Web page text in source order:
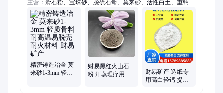
主营： 滑石粉、宝珠砂、脱硫石膏、莫来砂、活性白土、重钙
粉、轻钙粉、玻璃鳞片、沸石粉、配重砂、石英砂、膨润土粉、
硅灰粉、硅藻土、膨润土颗粒、地坪材料、碳酸钙、萤石粉、珍
珠岩
精密铸造冶金 莫
来砂1-3mm 轻质
财易黑红火山石
粉 汗蒸理疗用泥
财易矿产 造纸专
用高白轻钙 提升